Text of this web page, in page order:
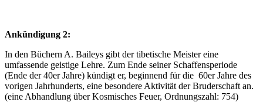
Ankündigung 2:
In den Büchern A. Baileys gibt der tibetische Meister eine
umfassende geistige Lehre. Zum Ende seiner Schaffensperiode
(Ende der 40er Jahre) kündigt er, beginnend für die 60er Jahre des
vorigen Jahrhunderts, eine besondere Aktivität der Bruderschaft an.
(eine Abhandlung über Kosmisches Feuer, Ordnungszahl: 754)